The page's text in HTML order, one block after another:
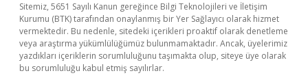
Sitemiz, 5651 Sayılı Kanun gereğince Bilgi Teknolojileri ve İletişim
Kurumu (BTK) tarafından onaylanmış bir Yer Sağlayıcı olarak hizmet
vermektedir. Bu nedenle, sitedeki içerikleri proaktif olarak denetleme
veya araştırma yükümlülüğümüz bulunmamaktadır. Ancak, üyelerimiz
yazdıkları içeriklerin sorumluluğunu taşımakta olup, siteye üye olarak
bu sorumluluğu kabul etmiş sayılırlar.